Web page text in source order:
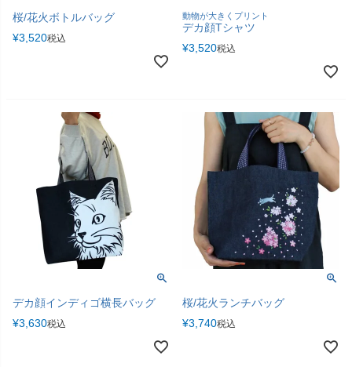
桜/花火ボトルバッグ
¥3,520税込
動物が大きくプリント
デカ顔Tシャツ
¥3,520税込
デカ顔インディゴ横長バッグ
¥3,630税込
桜/花火ランチバッグ
¥3,740税込